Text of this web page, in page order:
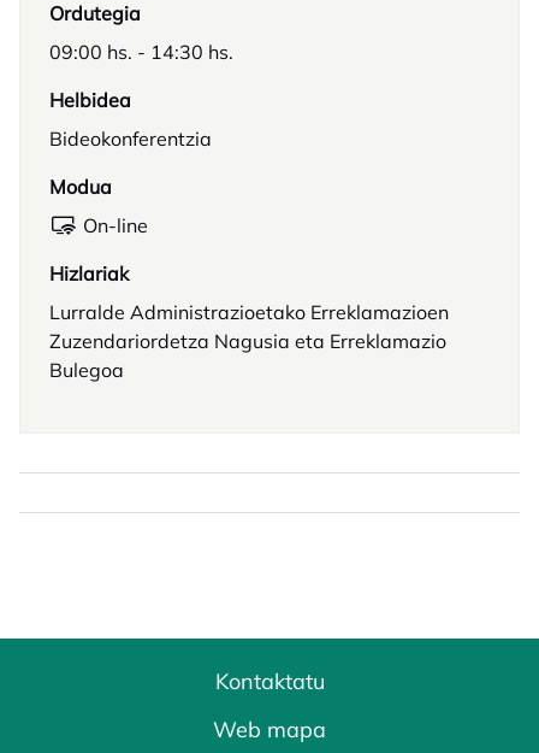
Ordutegia
09:00 hs. - 14:30 hs.
Helbidea
Bideokonferentzia
Modua
On-line
Hizlariak
Lurralde Administrazioetako Erreklamazioen
Zuzendariordetza Nagusia eta Erreklamazio
Bulegoa
Kontaktatu
Web mapa